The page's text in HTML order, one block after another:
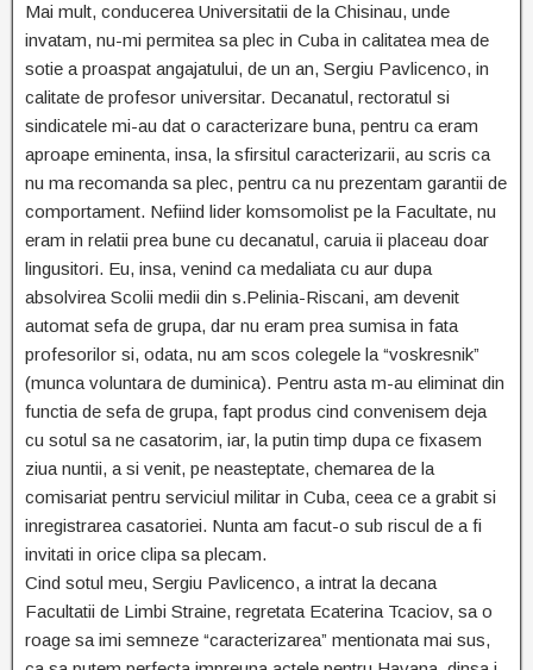
Mai mult, conducerea Universitatii de la Chisinau, unde
invatam, nu-mi permitea sa plec in Cuba in calitatea mea de
sotie a proaspat angajatului, de un an, Sergiu Pavlicenco, in
calitate de profesor universitar. Decanatul, rectoratul si
sindicatele mi-au dat o caracterizare buna, pentru ca eram
aproape eminenta, insa, la sfirsitul caracterizarii, au scris ca
nu ma recomanda sa plec, pentru ca nu prezentam garantii de
comportament. Nefiind lider komsomolist pe la Facultate, nu
eram in relatii prea bune cu decanatul, caruia ii placeau doar
lingusitori. Eu, insa, venind ca medaliata cu aur dupa
absolvirea Scolii medii din s.Pelinia-Riscani, am devenit
automat sefa de grupa, dar nu eram prea sumisa in fata
profesorilor si, odata, nu am scos colegele la “voskresnik”
(munca voluntara de duminica). Pentru asta m-au eliminat din
functia de sefa de grupa, fapt produs cind convenisem deja
cu sotul sa ne casatorim, iar, la putin timp dupa ce fixasem
ziua nuntii, a si venit, pe neasteptate, chemarea de la
comisariat pentru serviciul militar in Cuba, ceea ce a grabit si
inregistrarea casatoriei. Nunta am facut-o sub riscul de a fi
invitati in orice clipa sa plecam.
Cind sotul meu, Sergiu Pavlicenco, a intrat la decana
Facultatii de Limbi Straine, regretata Ecaterina Tcaciov, sa o
roage sa imi semneze “caracterizarea” mentionata mai sus,